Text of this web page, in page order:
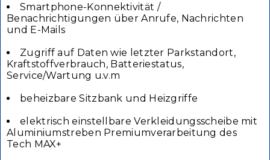
Smartphone-Konnektivität /
Benachrichtigungen über Anrufe, Nachrichten
und E-Mails
Zugriff auf Daten wie letzter Parkstandort,
Kraftstoffverbrauch, Batteriestatus,
Service/Wartung u.v.m
beheizbare Sitzbank und Heizgriffe
elektrisch einstellbare Verkleidungsscheibe mit
Aluminiumstreben Premiumverarbeitung des
Tech MAX+